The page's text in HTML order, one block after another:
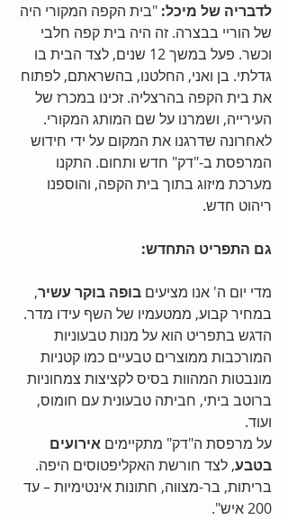
לדבריה של מיכל: "בית הקפה המקורי היה
של הוריי בבצרה. זה היה בית קפה חלבי
וכשר. פעל במשך 12 שנים, לצד הבית בו
גדלתי. בן ואני, החלטנו, בהשראתם, לפתוח
את בית הקפה בהרצליה. זכינו במכרז של
העירייה, ושמרנו על שם המותג המקורי.
לאחרונה שדרגנו את המקום על ידי חידוש
המרפסת ב-"דק" חדש ותחום. התקנו
מערכת מיזוג בתוך בית הקפה, והוספנו
ריהוט חדש.
גם התפריט התחדש:
מדי יום ה' אנו מציעים בופה בוקר עשיר,
במחיר קבוע, ממטעמיו של השף עידו מדר.
הדגש בתפריט הוא על מנות טבעוניות
המורכבות ממוצרים טבעיים כמו קטניות
מונבטות המהוות בסיס לקציצות צמחוניות
ברוטב ביתי, חביתה טבעונית עם חומוס,
ועוד.
על מרפסת ה"דק" מתקיימים אירועים
בטבע, לצד חורשת האקליפטוסים היפה.
בריתות, בר-מצווה, חתונות אינטימיות – עד
200 איש".